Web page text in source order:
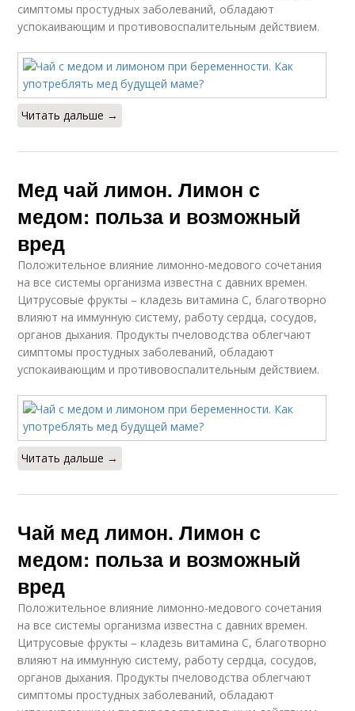
симптомы простудных заболеваний, обладают
успокаивающим и противовоспалительным действием.
Читать дальше →
Мед чай лимон. Лимон с
медом: польза и возможный
вред
Положительное влияние лимонно-медового сочетания
на все системы организма известна с давних времен.
Цитрусовые фрукты – кладезь витамина C, благотворно
влияют на иммунную систему, работу сердца, сосудов,
органов дыхания. Продукты пчеловодства облегчают
симптомы простудных заболеваний, обладают
успокаивающим и противовоспалительным действием.
Читать дальше →
Чай мед лимон. Лимон с
медом: польза и возможный
вред
Положительное влияние лимонно-медового сочетания
на все системы организма известна с давних времен.
Цитрусовые фрукты – кладезь витамина C, благотворно
влияют на иммунную систему, работу сердца, сосудов,
органов дыхания. Продукты пчеловодства облегчают
симптомы простудных заболеваний, обладают